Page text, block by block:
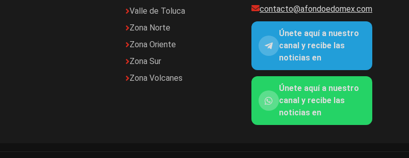
Valle de Toluca
Zona Norte
Zona Oriente
Zona Sur
Zona Volcanes
contacto@afondoedomex.com
Únete aquí a nuestro
canal y recibe las
noticias en
Únete aquí a nuestro
canal y recibe las
noticias en